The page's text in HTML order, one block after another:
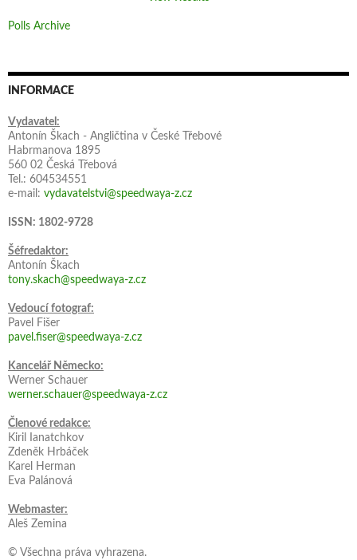
Polls Archive
INFORMACE
Vydavatel:
Antonín Škach - Angličtina v České Třebové
Habrmanova 1895
560 02 Česká Třebová
Tel.: 604534551
e-mail: vydavatelstvi@speedwaya-z.cz
ISSN: 1802-9728
Šéfredaktor:
Antonín Škach
tony.skach@speedwaya-z.cz
Vedoucí fotograf:
Pavel Fišer
pavel.fiser@speedwaya-z.cz
Kancelář Německo:
Werner Schauer
werner.schauer@speedwaya-z.cz
Členové redakce:
Kiril Ianatchkov
Zdeněk Hrbáček
Karel Herman
Eva Palánová
Webmaster:
Aleš Zemina
© Všechna práva vyhrazena.